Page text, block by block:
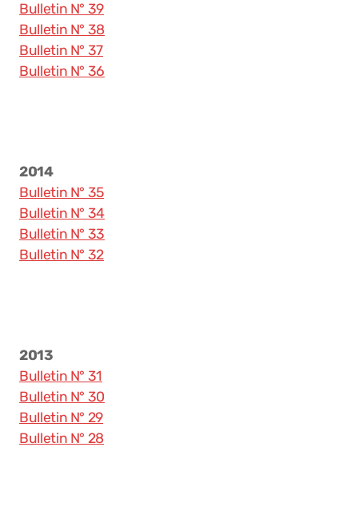
Bulletin N° 39
Bulletin N° 38
Bulletin N° 37
Bulletin N° 36
2014
Bulletin N° 35
Bulletin N° 34
Bulletin N° 33
Bulletin N° 32
2013
Bulletin N° 31
Bulletin N° 30
Bulletin N° 29
Bulletin N° 28